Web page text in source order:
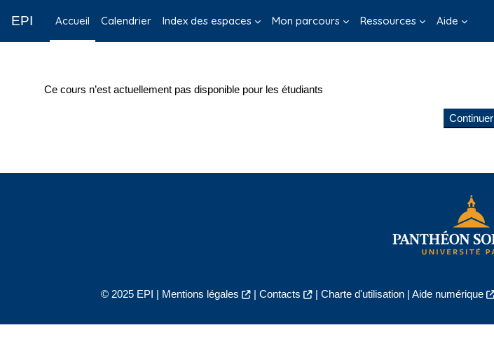
EPI Accueil Calendrier Index des espaces Mon parcours Ressources Aide
Ce cours n’est actuellement pas disponible pour les étudiants
Continuer
© 2025 EPI | Mentions légales | Contacts | Charte d'utilisation| Aide numérique